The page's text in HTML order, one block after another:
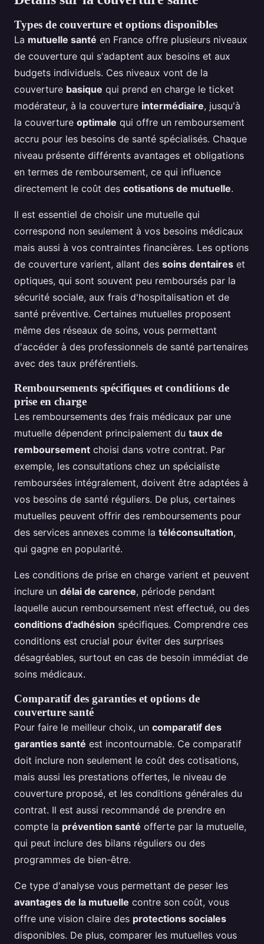
Types de couverture et options disponibles
La mutuelle santé en France offre plusieurs niveaux
de couverture qui s'adaptent aux besoins et aux
budgets individuels. Ces niveaux vont de la
couverture basique qui prend en charge le ticket
modérateur, à la couverture intermédiaire, jusqu'à
la couverture optimale qui offre un remboursement
accru pour les besoins de santé spécialisés. Chaque
niveau présente différents avantages et obligations
en termes de remboursement, ce qui influence
directement le coût des cotisations de mutuelle.
Il est essentiel de choisir une mutuelle qui
correspond non seulement à vos besoins médicaux
mais aussi à vos contraintes financières. Les options
de couverture varient, allant des soins dentaires et
optiques, qui sont souvent peu remboursés par la
sécurité sociale, aux frais d'hospitalisation et de
santé préventive. Certaines mutuelles proposent
même des réseaux de soins, vous permettant
d'accéder à des professionnels de santé partenaires
avec des taux préférentiels.
Remboursements spécifiques et conditions de
prise en charge
Les remboursements des frais médicaux par une
mutuelle dépendent principalement du taux de
remboursement choisi dans votre contrat. Par
exemple, les consultations chez un spécialiste
remboursées intégralement, doivent être adaptées à
vos besoins de santé réguliers. De plus, certaines
mutuelles peuvent offrir des remboursements pour
des services annexes comme la téléconsultation,
qui gagne en popularité.
Les conditions de prise en charge varient et peuvent
inclure un délai de carence, période pendant
laquelle aucun remboursement n’est effectué, ou des
conditions d'adhésion spécifiques. Comprendre ces
conditions est crucial pour éviter des surprises
désagréables, surtout en cas de besoin immédiat de
soins médicaux.
Comparatif des garanties et options de
couverture santé
Pour faire le meilleur choix, un comparatif des
garanties santé est incontournable. Ce comparatif
doit inclure non seulement le coût des cotisations,
mais aussi les prestations offertes, le niveau de
couverture proposé, et les conditions générales du
contrat. Il est aussi recommandé de prendre en
compte la prévention santé offerte par la mutuelle,
qui peut inclure des bilans réguliers ou des
programmes de bien-être.
Ce type d'analyse vous permettant de peser les
avantages de la mutuelle contre son coût, vous
offre une vision claire des protections sociales
disponibles. De plus, comparer les mutuelles vous